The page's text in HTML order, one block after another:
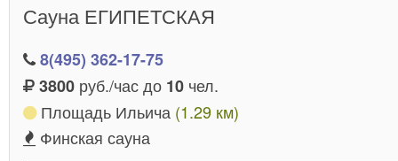
Сауна ЕГИПЕТСКАЯ
8(495) 362-17-75
3800 руб./час до 10 чел.
Площадь Ильича (1.29 км)
Финская сауна